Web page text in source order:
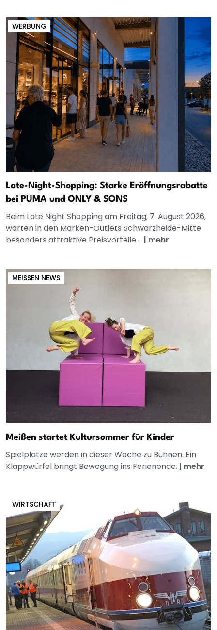
WERBUNG
Late-Night-Shopping: Starke Eröffnungsrabatte
bei PUMA und ONLY & SONS
Beim Late Night Shopping am Freitag, 7. August 2026,
warten in den Marken-Outlets Schwarzheide-Mitte
besonders attraktive Preisvorteile.... | mehr
MEISSEN NEWS
Meißen startet Kultursommer für Kinder
Spielplätze werden in dieser Woche zu Bühnen. Ein
Klappwürfel bringt Bewegung ins Ferienende. | mehr
WIRTSCHAFT